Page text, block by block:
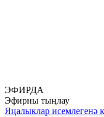
ЭФИРДА
Эфирны тыңлау
Яңалыклар исемлегенә